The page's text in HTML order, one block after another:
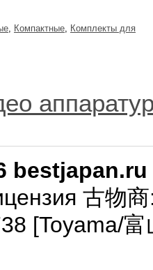
, Компактные, Комплекты для
古物
[Toyama/